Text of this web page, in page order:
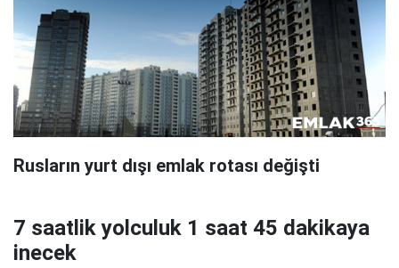
Rusların yurt dışı emlak rotası değişti
7 saatlik yolculuk 1 saat 45 dakikaya
inecek